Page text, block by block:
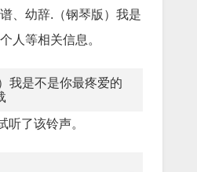
、幼辞.（钢琴版）我是
人等相关信息。
我是不是你最疼爱的
听了该铃声。